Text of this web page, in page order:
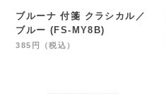
ブルーナ 付箋 クラシカル／
ブルー (FS-MY8B)
385円（税込）